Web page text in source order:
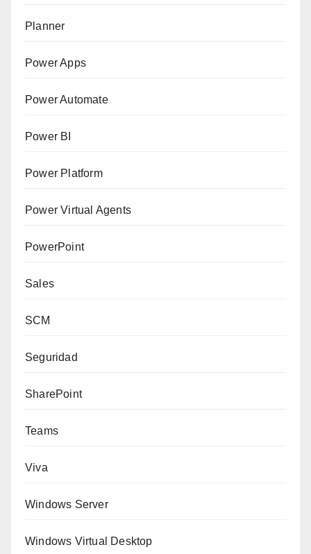
Planner
Power Apps
Power Automate
Power BI
Power Platform
Power Virtual Agents
PowerPoint
Sales
SCM
Seguridad
SharePoint
Teams
Viva
Windows Server
Windows Virtual Desktop